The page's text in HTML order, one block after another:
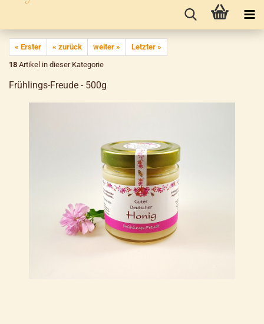
« Erster « zurück weiter »
Letzter »
18 Artikel in dieser Kategorie
Frühlings-Freude - 500g